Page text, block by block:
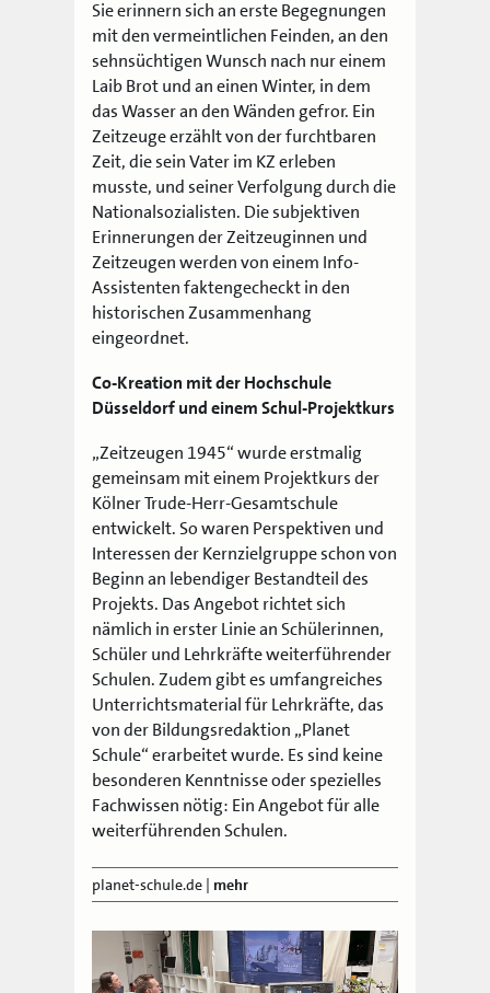
Sie erinnern sich an erste Begegnungen
mit den vermeintlichen Feinden, an den
sehnsüchtigen Wunsch nach nur einem
Laib Brot und an einen Winter, in dem
das Wasser an den Wänden gefror. Ein
Zeitzeuge erzählt von der furchtbaren
Zeit, die sein Vater im KZ erleben
musste, und seiner Verfolgung durch die
Nationalsozialisten. Die subjektiven
Erinnerungen der Zeitzeuginnen und
Zeitzeugenwerden von einem Info-
Assistenten faktengecheckt in den
historischen Zusammenhang
eingeordnet.
Co-Kreation mit der Hochschule
Düsseldorf und einem Schul-Projektkurs
„Zeitzeugen 1945“ wurde erstmalig
gemeinsam mit einem Projektkurs der
Kölner Trude-Herr-Gesamtschule
entwickelt. So waren Perspektiven und
Interessen der Kernzielgruppe schon von
Beginn an lebendiger Bestandteil des
Projekts. Das Angebot richtet sich
nämlich in erster Linie an Schülerinnen,
Schüler und Lehrkräfte weiterführender
Schulen. Zudem gibt es umfangreiches
Unterrichtsmaterial für Lehrkräfte, das
von der Bildungsredaktion „Planet
Schule“ erarbeitet wurde. Es sind keine
besonderen Kenntnisse oder spezielles
Fachwissen nötig: Ein Angebot für alle
weiterführenden Schulen.
planet-schule.de | mehr